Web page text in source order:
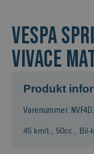
VESPA
VIVACE
Produkt
Varenummer:
45 km/t. 50cc. Bil-